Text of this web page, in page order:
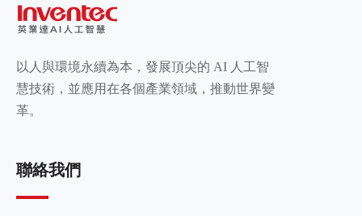
以人與環境永續為本，發展頂尖的 AI 人工智
慧技術，並應用在各個產業領域，推動世界變
革。
聯絡我們